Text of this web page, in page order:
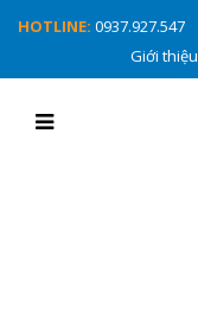
HOTLINE: 0937.927.547
Giới thiệu